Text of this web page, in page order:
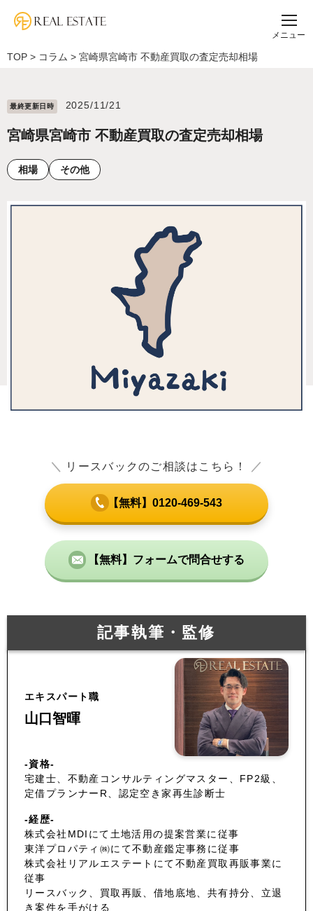
メニュー
TOP > コラム > 宮崎県宮崎市 不動産買取の査定売却相場
最終更新⽇時 2025/11/21
宮崎県宮崎市 不動産買取の査定売却相場
相場 その他
＼ リースバックのご相談はこちら！ ／
【無料】0120-469-543
【無料】フォームで問合せする
記事執筆・監修
エキスパート職
山口智暉
-資格-
宅建士、不動産コンサルティングマスター、FP2級、
定借プランナーR、認定空き家再生診断士
-経歴-
株式会社MDIにて土地活用の提案営業に従事
東洋プロパティ㈱にて不動産鑑定事務に従事
株式会社リアルエステートにて不動産買取再販事業に
従事
リースバック、買取再販、借地底地、共有持分、立退
き案件を手がける